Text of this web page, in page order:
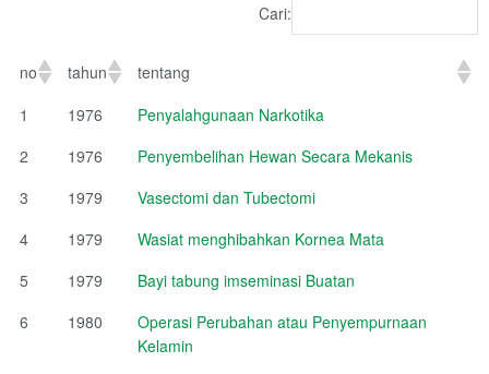
Cari:
no tahun
tentang
1
1976
Penyalahgunaan Narkotika
2
1976
Penyembelihan Hewan Secara Mekanis
3
1979
Vasectomi dan Tubectomi
4
1979
Wasiat menghibahkan Kornea Mata
5
1979
Bayi tabung imseminasi Buatan
6
1980
Operasi Perubahan atau Penyempurnaan
Kelamin